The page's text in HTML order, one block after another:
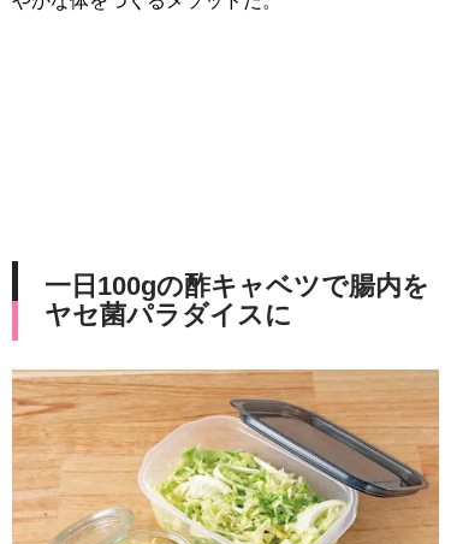
一日100gの酢キャベツで腸内を
ヤセ菌パラダイスに